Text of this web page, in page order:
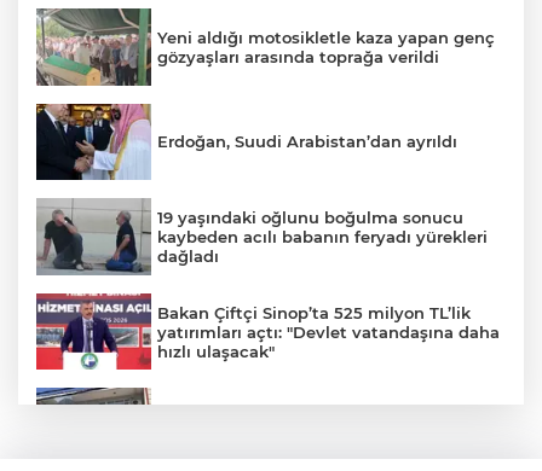
Yeni aldığı motosikletle kaza yapan genç
gözyaşları arasında toprağa verildi
Erdoğan, Suudi Arabistan’dan ayrıldı
19 yaşındaki oğlunu boğulma sonucu
kaybeden acılı babanın feryadı yürekleri
dağladı
Bakan Çiftçi Sinop’ta 525 milyon TL’lik
yatırımları açtı: "Devlet vatandaşına daha
hızlı ulaşacak"